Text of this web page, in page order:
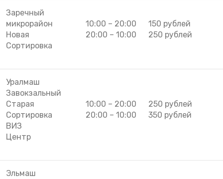
Заречный
микрорайон
Новая
Сортировка
10:00 – 20:00
20:00 – 10:00
150 рублей
250 рублей
Уралмаш
Завокзальный
Старая
Сортировка
ВИЗ
Центр
10:00 – 20:00
20:00 – 10:00
250 рублей
350 рублей
Эльмаш